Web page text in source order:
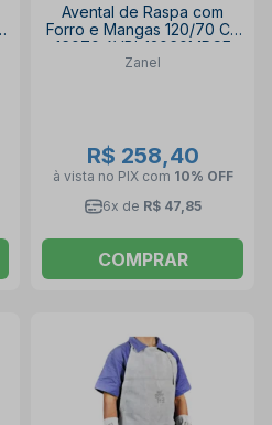
Avental de Raspa com
Forro e Mangas 120/70 CA
16070 AVBI-12060MRCF
ZANEL
Zanel
R$ 258,40
à vista no PIX com 10% OFF
6x de R$ 47,85
COMPRAR